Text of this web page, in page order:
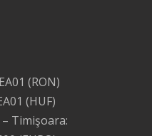
(RON)
(HUF)
Timişoara: